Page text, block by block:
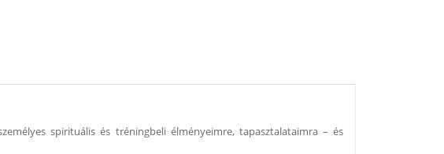
spirituális és tréningbeli élményeimre, tapasztalataimra – és